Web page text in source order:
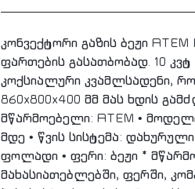
კონვექტორი გაზის ბეჟი ATEM
ფართების გასათბობად. 10
კოქსიალური კვამლსადენი,
860x800x400 მმ მას ხდის
მწარმოებელი: ATEM •
მდე • წვის სისტემა:
ფოლადი • ფერი: ბეჟი *
მახასიათებლებში, ფერში,